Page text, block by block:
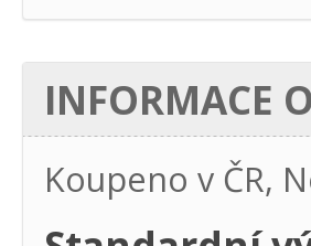
INFORMACE
Koupeno v ČR,